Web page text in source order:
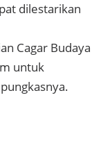
dilestarikan
Cagar Budaya
untuk